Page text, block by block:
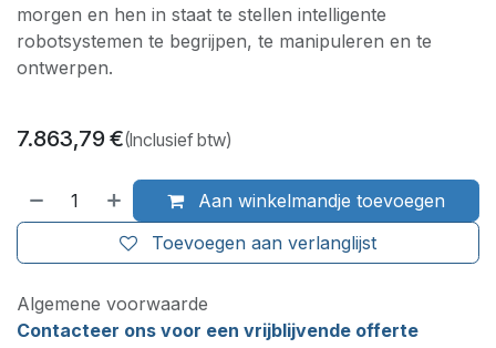
morgen en hen in staat te stellen intelligente
robotsystemen te begrijpen, te manipuleren en te
ontwerpen.
7.863,79€(Inclusief btw)
Aan winkelmandje toevoegen
Toevoegen aan verlanglijst
Algemene voorwaarde
Contacteer ons voor een vrijblijvende offerte